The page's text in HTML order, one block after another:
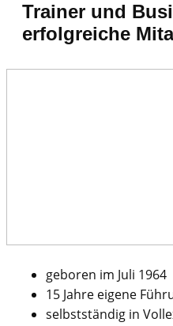
Trainer und
erfolgreiche
geboren im Juli 1964
15 Jahre eigene
selbstständig in